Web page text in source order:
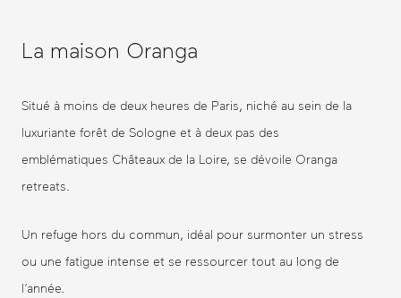
La maison Oranga
Situé à moins de deux heures de Paris, niché au sein de la
luxuriante forêt de Sologne et à deux pas des
emblématiques Châteaux de la Loire, se dévoile Oranga
retreats.
Un refuge hors du commun, idéal pour surmonter un stress
ou une fatigue intense et se ressourcer tout au long de
l’année.